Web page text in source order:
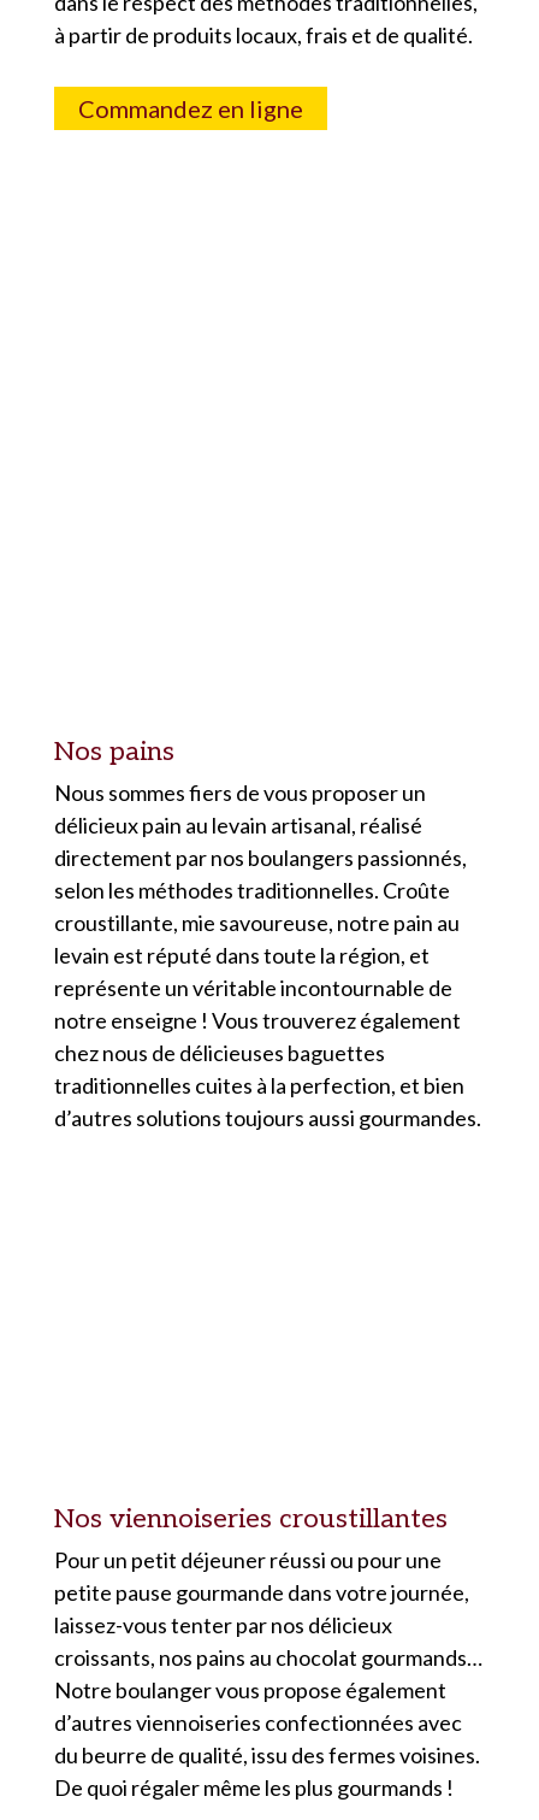
à partir de produits locaux, frais et de qualité.
Commandez en ligne
Nos pains
Nous sommes fiers de vous proposer un
délicieux pain au levain artisanal, réalisé
directement par nos boulangers passionnés,
selon les méthodes traditionnelles. Croûte
croustillante, mie savoureuse, notre pain au
levain est réputé dans toute la région, et
représente un véritable incontournable de
notre enseigne ! Vous trouverez également
chez nous de délicieuses baguettes
traditionnelles cuites à la perfection, et bien
d’autres solutions toujours aussi gourmandes.
Nos viennoiseries croustillantes
Pour un petit déjeuner réussi ou pour une
petite pause gourmande dans votre journée,
laissez-vous tenter par nos délicieux
croissants, nos pains au chocolat gourmands…
Notre boulanger vous propose également
d’autres viennoiseries confectionnées avec
du beurre de qualité, issu des fermes voisines.
De quoi régaler même les plus gourmands !